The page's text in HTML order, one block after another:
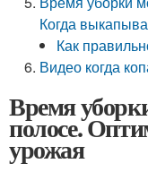
Когда
Как
Видео когда
Время
полосе.
урожая